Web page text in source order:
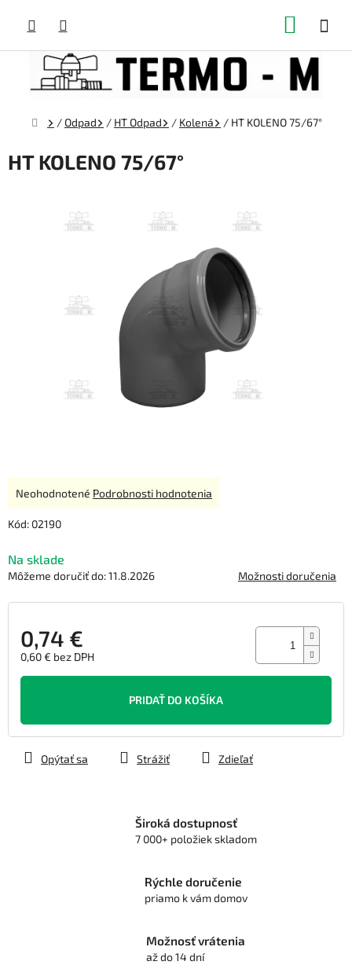
obsah
Domov
/Odpad / HT Odpad / Kolená / HT KOLENO 75/67°
HT KOLENO 75/67°
Kód: 02190
Na sklade
Môžeme doručiť do:11.8.2026 Možnosti doručenia
0,74 €
0,60 € bez DPH
Jednotková
PRIDAŤ DO KOŠÍKA
Opýtať sa Strážiť Zdieľať
Priemerné
produktu
z
5
Neohodnotené Podrobnosti hodnotenia
Široká dostupnosť
7 000+ položiek skladom
Rýchle doručenie
priamo k vám domov
Možnosť vrátenia
až do 14 dní